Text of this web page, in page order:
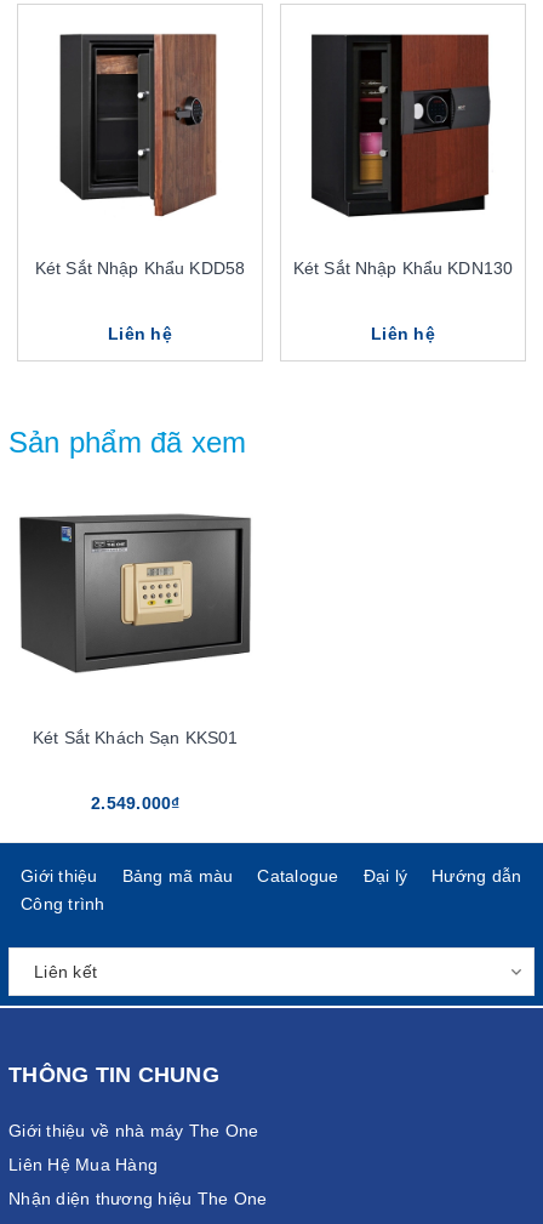
Két Sắt Nhập Khẩu KDD58
Liên hệ
Két Sắt Nhập Khẩu KDN130
Liên hệ
Sản phẩm đã xem
Két Sắt Khách Sạn KKS01
2.549.000₫
Giới thiệu Bảng mã màu Catalogue Đại lý
Hướng dẫn
Công trình
THÔNG TIN CHUNG
Giới thiệu về nhà máy The One
Liên Hệ Mua Hàng
Nhận diện thương hiệu The One